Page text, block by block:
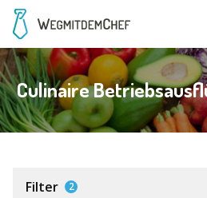
Culinaire
Filter 2